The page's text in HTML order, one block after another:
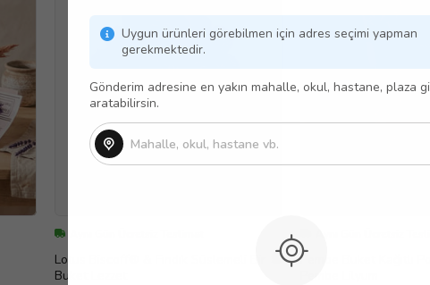
Uygun ürünleri görebilmen için adres seçimi yapman
gerekmektedir.
Gönderim adresine en yakın mahalle, okul, hastane, plaza
aratabilirsin.
Lotus Biscoff® & Fındık Süslemeli Bir
Buket Lezzet
Pembe Buket Kağıtlı